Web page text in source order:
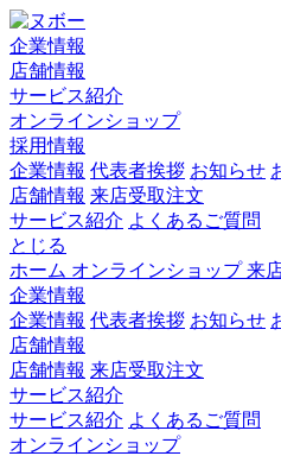
企業情報
店舗情報
サービス紹介
オンラインショップ
採用情報
企業情報 代表者挨拶 お知らせ
店舗情報 来店受取注文
サービス紹介 よくあるご質問
とじる
ホーム オンラインショップ来
企業情報
企業情報 代表者挨拶 お知らせ
店舗情報
店舗情報 来店受取注文
サービス紹介
サービス紹介 よくあるご質問
オンラインショップ